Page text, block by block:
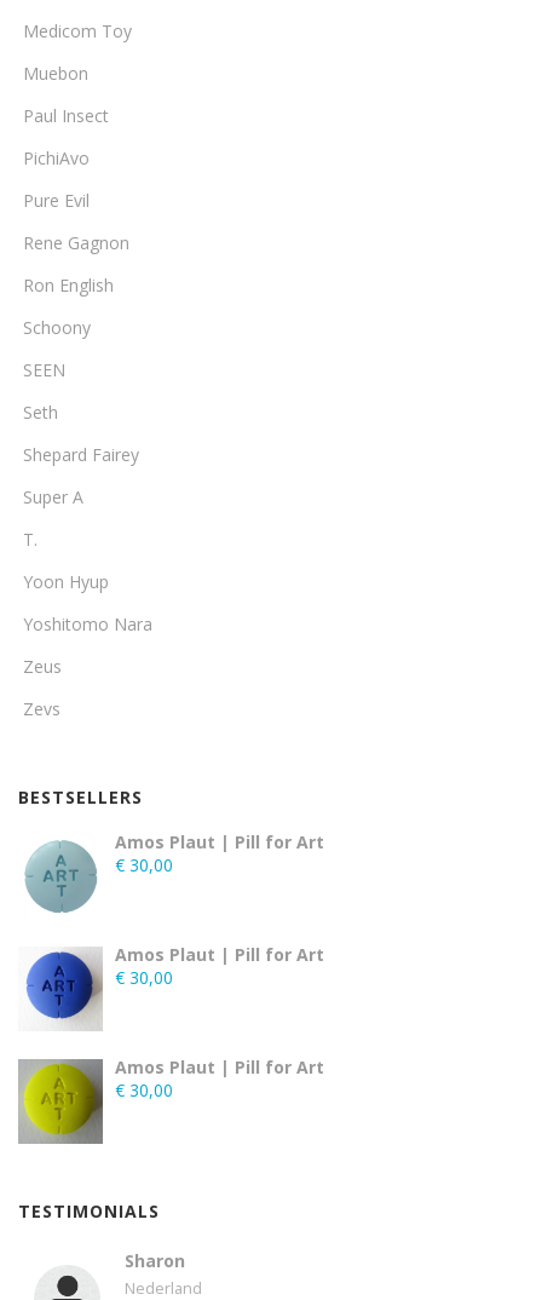
Medicom Toy
Muebon
Paul Insect
PichiAvo
Pure Evil
Rene Gagnon
Ron English
Schoony
SEEN
Seth
Shepard Fairey
Super A
T.
Yoon Hyup
Yoshitomo Nara
Zeus
Zevs
BESTSELLERS
Amos Plaut | Pill for Art
€ 30,00
Amos Plaut | Pill for Art
€ 30,00
Amos Plaut | Pill for Art
€ 30,00
TESTIMONIALS
Sharon
Nederland